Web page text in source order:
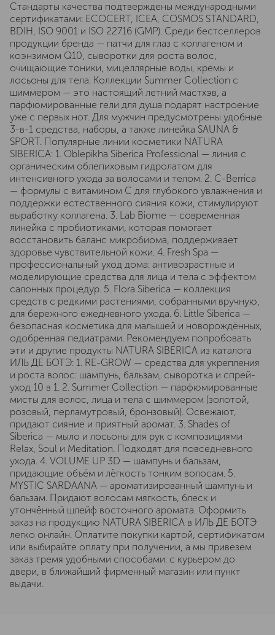
Стандарты качества подтверждены международными
сертификатами: ECOCERT, ICEA, COSMOS STANDARD,
BDIH, ISO 9001 и ISO 22716 (GMP). Среди бестселлеров
продукции бренда — патчи для глаз с коллагеном и
коэнзимом Q10, сыворотки для роста волос,
очищающие тоники, мицеллярные воды, кремы и
лосьоны для тела. Коллекции Summer Collection с
шиммером — это настоящий летний мастхэв, а
парфюмированные гели для душа подарят настроение
уже с первых нот. Для мужчин предусмотрены удобные
3-в-1 средства, наборы, а также линейка SAUNA &
SPORT. Популярные линии косметики NATURA
SIBERICA: 1. Oblepikha Siberica Professional — линия с
органическим облепиховым гидролатом для
интенсивного ухода за волосами и телом. 2. C-Berrica
— формулы с витамином C для глубокого увлажнения и
поддержки естественного сияния кожи, стимулируют
выработку коллагена. 3. Lab Biome — современная
линейка с пробиотиками, которая помогает
восстановить баланс микробиома, поддерживает
здоровье чувствительной кожи. 4. Fresh Spa —
профессиональный уход дома: антивозрастные и
моделирующие средства для лица и тела с эффектом
салонных процедур. 5. Flora Siberica — коллекция
средств с редкими растениями, собранными вручную,
для бережного ежедневного ухода. 6. Little Siberica —
безопасная косметика для малышей и новорождённых,
одобренная педиатрами. Рекомендуем попробовать
эти и другие продукты NATURA SIBERICA из каталога
ИЛЬ ДЕ БОТЭ: 1. RE-GROW — средства для укрепления
и роста волос: шампунь, бальзам, сыворотка и спрей-
уход 10 в 1. 2. Summer Collection — парфюмированные
мисты для волос, лица и тела с шиммером (золотой,
розовый, перламутровый, бронзовый). Освежают,
придают сияние и приятный аромат. 3. Shades of
Siberica — мыло и лосьоны для рук с композициями
Relax, Soul и Meditation. Подходят для повседневного
ухода. 4. VOLUME UP 3D — шампунь и бальзам,
придающие объём и лёгкость тонким волосам. 5.
MYSTIC SARDAANA — ароматизированный шампунь и
бальзам. Придают волосам мягкость, блеск и
утончённый шлейф восточного аромата. Оформить
заказ на продукцию NATURA SIBERICA в ИЛЬ ДЕ БОТЭ
легко онлайн. Оплатите покупки картой, сертификатом
или выбирайте оплату при получении, а мы привезем
заказ тремя удобными способами: с курьером до
двери, в ближайший фирменный магазин или пункт
выдачи.